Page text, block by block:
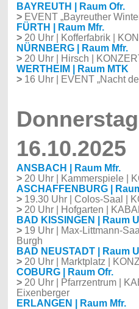
BAYREUTH | Raum Ofr.
>EVENT „Bayreuther
FÜRTH | Raum Mfr.
>20 Uhr | Kofferfabrik |
NÜRNBERG | Raum Mfr.
>20 Uhr | Hirsch |
WERTHEIM | Raum MTK
>16 Uhr | EVENT „Nacht
16.10.2025
ANSBACH | Raum Mfr.
>20 Uhr | Kammerspiele |
ASCHAFFENBURG |
>19.30 Uhr | Colos-Saal |
>20 Uhr | Hofgarten |
BAD KISSINGEN | Raum
>19 Uhr | Max-Littmann-
Burgh
BAD NEUSTADT | Raum
>20 Uhr | Marktplatz |
COBURG | Raum Ofr.
>20 Uhr | Pfarrzentrum |
Eixenberger
ERLANGEN | Raum Mfr.